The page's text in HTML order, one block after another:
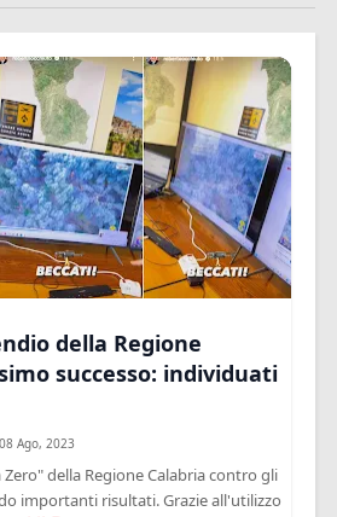
della Regione
successo: individuati
08 Ago, 2023
della Regione Calabria contro gli
importanti risultati. Grazie all'utilizzo